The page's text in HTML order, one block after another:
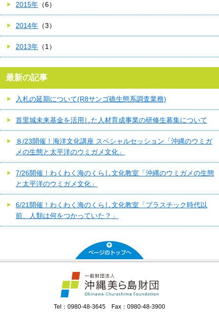
2015年 （6）
2014年 （3）
2013年 （1）
最新の記事
入札の延期について(R8サンゴ礁生態系調査業務)
首里城未来基金を活用した人材育成事業の研修生募集について
８/23開催！海洋文化講座 スペシャルセッション「沖縄のウミガ
メの生態と太平洋のウミガメ文化」
7/26開催！わくわく海のくらし文化教室「沖縄のウミガメの生態
と太平洋のウミガメ文化」
6/21開催！わくわく海のくらし文化教室「プラスチック時代以
前、人類は何をつかっていた？」
Tel：0980-48-3645 Fax：0980-48-3900